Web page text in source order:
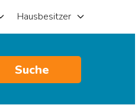
Hausbesitzer
Suche